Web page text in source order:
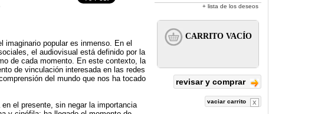
imaginario popular es inmenso. En el
el audiovisual está definido por la
de cada momento. En este contexto, la
de vinculación interesada en las redes
del mundo que nos ha tocado
el presente, sin negar la importancia
+ lista de los deseos
revisar y comprar
vaciar carrito